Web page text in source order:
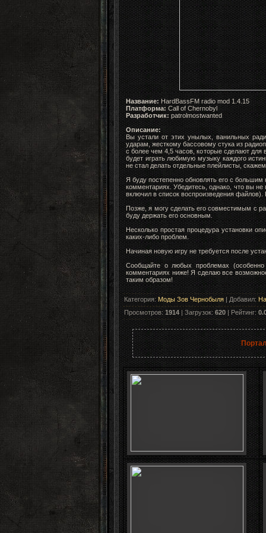
Название:HardBassFM radio mod 1.4.15
Платформа: Call of Chernobyl
Разработчик: patrolmostwanted
Описание:
Вы устали от этих унылых, ванильных
ударам, жесткому бассовому стука из
с более чем 4,5 часов, которые сделают для
будет играть любимую музыку каждого
не стал делать отдельные плейлисты,
Я буду постепенно обновлять его с
комментариях. Убедитесь, однако, что вы
включил в список воспроизведения
Позже, я могу сделать его совместимым с
буду держать его основным.
Несколько простая процедура установки
каких-либо проблем.
Начиная новую игру не требуется после
Сообщайте о любых проблемах
комментариях ниже! Я сделаю все
таким образом!
Категория:Моды Зов Чернобыля | Добавил:
Просмотров:1914 | Загрузок: 620 | Рейтинг: